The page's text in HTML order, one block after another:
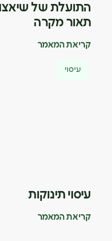
התועלת של שיאצו
תאור מקרה
קריאת המאמר
עיסוי
עיסוי תינוקות
קריאת המאמר